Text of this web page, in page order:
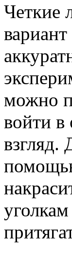
Четкие
можно
войти в
взгляд.